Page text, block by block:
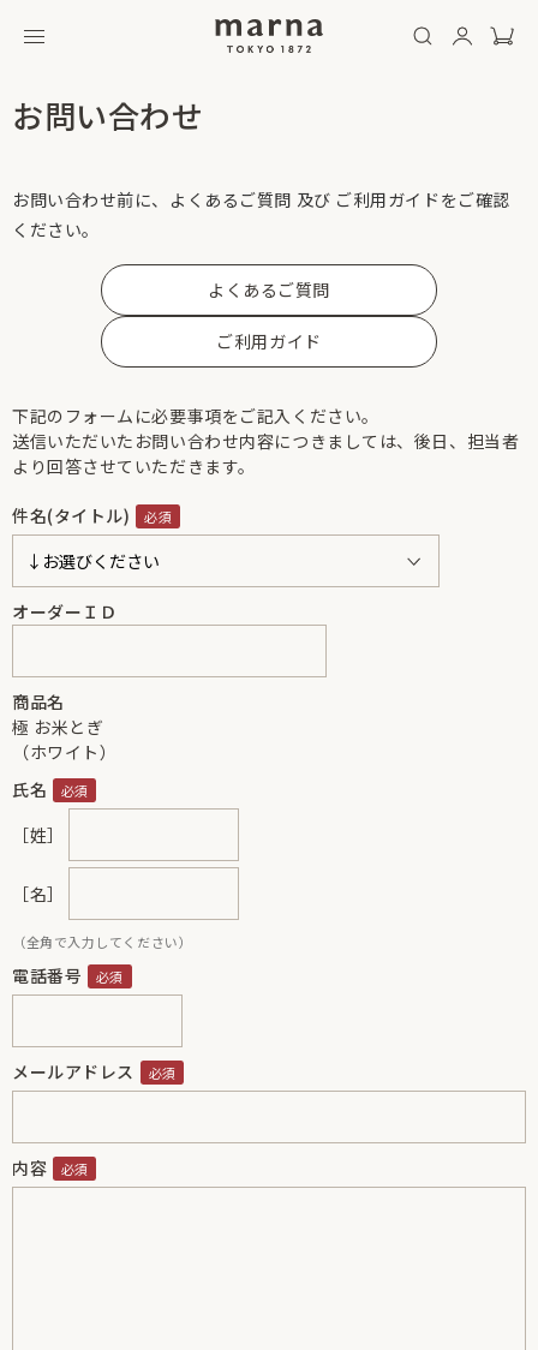
お問い合わせ
お問い合わせ前に、よくあるご質問 及び ご利用ガイドをご確認
ください。
よくあるご質問
ご利用ガイド
下記のフォームに必要事項をご記入ください。
送信いただいたお問い合わせ内容につきましては、後日、担当者
より回答させていただきます。
件名(タイトル)
オーダーＩＤ
商品名
極 お米とぎ
（ホワイト）
氏名
［姓］
［名］
（全角で入力してください）
電話番号
メールアドレス
内容